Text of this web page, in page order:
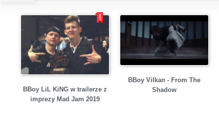
BBoy LiL KiNG w trailerze z
imprezy Mad Jam 2019
BBoy Vilkan - From The
Shadow